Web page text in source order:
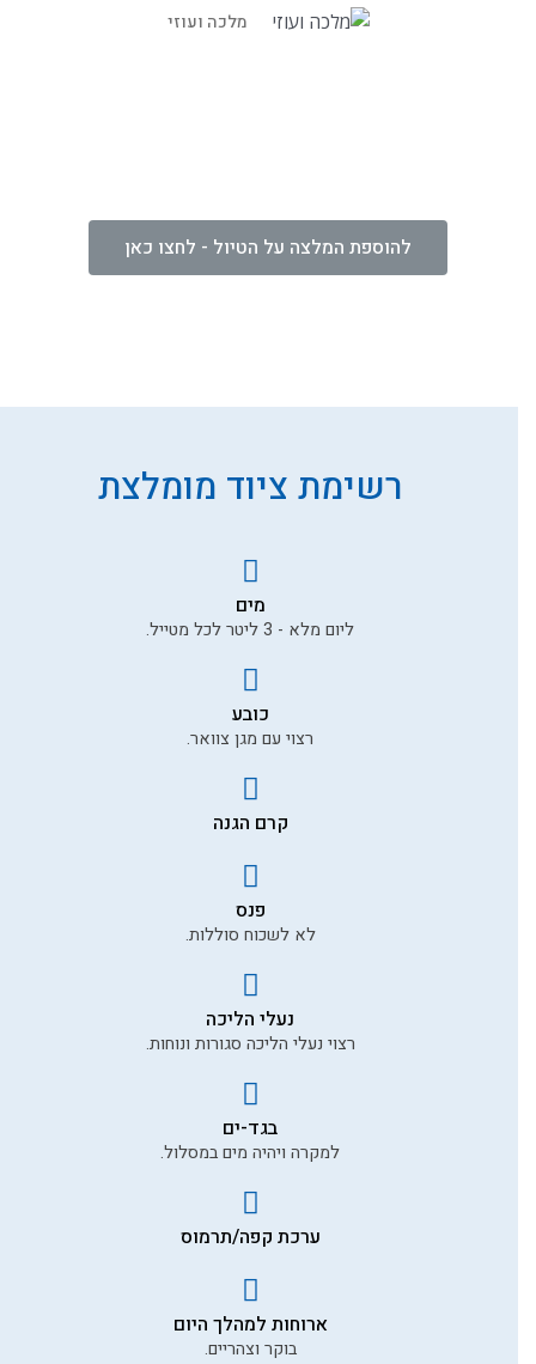
מלכה ועוזי
להוספת המלצה על הטיול - לחצו כאן
רשימת ציוד מומלצת
מים
ליום מלא - 3 ליטר לכל מטייל.
כובע
רצוי עם מגן צוואר.
קרם הגנה
פנס
לא לשכוח סוללות.
נעלי הליכה
רצוי נעלי הליכה סגורות ונוחות.
בגד-ים
למקרה ויהיה מים במסלול.
ערכת קפה/תרמוס
ארוחות למהלך היום
בוקר וצהריים.